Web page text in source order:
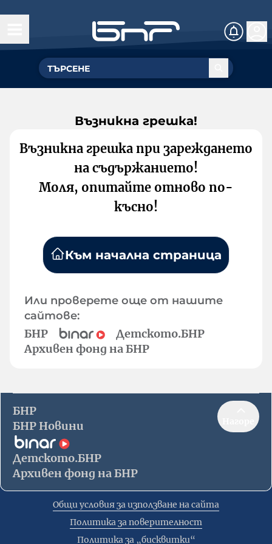
Възникна грешка!
Възникна грешка при зареждането
на съдържанието!
Моля, опитайте отново по-
късно!
Към начална страница
Или проверете още от нашите
сайтове:
БНР
Детското.БНР
Архивен фонд на БНР
БНР
БНР Новини
Детското.БНР
Архивен фонд на БНР
Общи условия за използване на сайта
Политика за поверителност
Политика за „бисквитки“